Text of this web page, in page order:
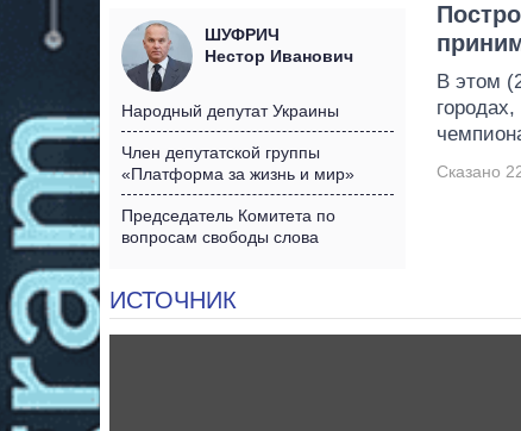
ШУФРИЧ
Нестор Иванович
Народный депутат Украины
Член депутатской группы
«Платформа за жизнь и мир»
Председатель Комитета по
вопросам свободы слова
В этом
Сказано
ИСТОЧНИК